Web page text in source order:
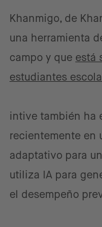
Khanmigo, de
una herramienta
campo y que está
estudiantes
intive también ha
recientemente en
adaptativo para
utiliza IA para
el desempeño